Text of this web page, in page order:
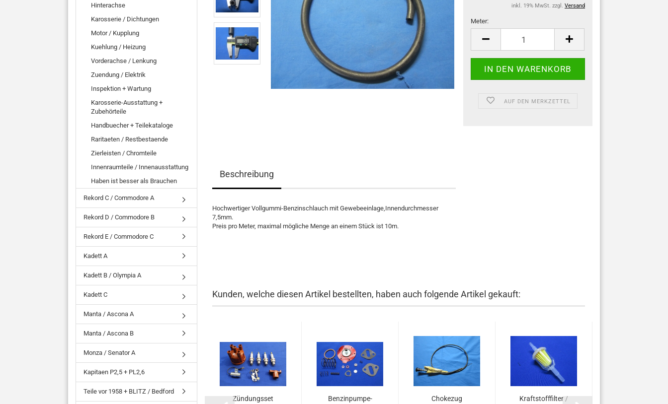
inkl. 19% MwSt. zzgl. Versand
Meter:
Meter
AUF DEN MERKZETTEL
Beschreibung
Hochwertiger Vollgummi-Benzinschlauch mit Gewebeeinlage,Innendurchmesser
7,5mm.
Preis pro Meter, maximal mögliche Menge an einem Stück ist 10m.
Kunden, welche diesen Artikel bestellten, haben auch folgende Artikel gekauft:
Zündungsset
Benzinpumpe-
Chokezug
Kraftstofffilter /
Hinterachse
Karosserie / Dichtungen
Motor / Kupplung
Kuehlung / Heizung
Vorderachse / Lenkung
Zuendung / Elektrik
Inspektion + Wartung
Karosserie-Ausstattung +
Zubehörteile
Handbuecher + Teilekataloge
Raritaeten / Restbestaende
Zierleisten / Chromteile
Innenraumteile / Innenausstattung
Haben ist besser als Brauchen
Rekord C / Commodore A
Rekord D / Commodore B
Rekord E / Commodore C
Kadett A
Kadett B / Olympia A
Kadett C
Manta / Ascona A
Manta / Ascona B
Monza / Senator A
Kapitaen P2,5 + PL2,6
Teile vor 1958 + BLITZ / Bedford